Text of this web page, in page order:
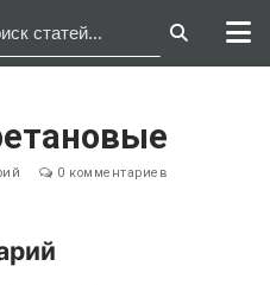
0 комментариев